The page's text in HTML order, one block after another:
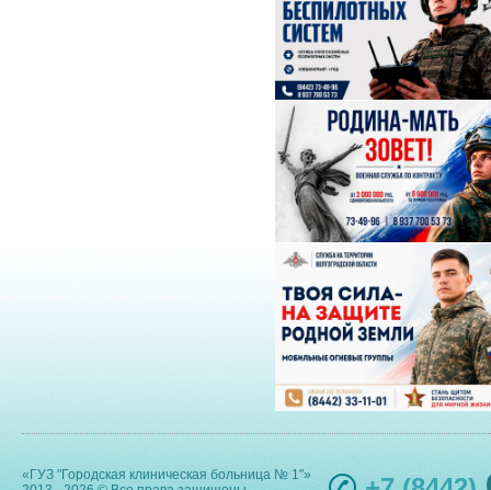
«ГУЗ "Городская клиническая больница № 1"»